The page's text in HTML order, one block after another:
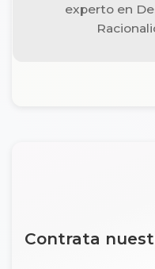
experto en
Contrata